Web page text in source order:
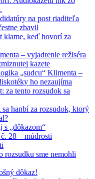
na post riaditeľa
zbavil
klame, keď hovorí za
– vyjadrenie režiséra
kazete
„sudcu“ Klimenta –
ho nezaujíma
za tento rozsudok sa
hanbí za rozsudok, ktorý
s „dôkazom“
28 – múdrosti
rozsudku sme nemohli
dôkaz!